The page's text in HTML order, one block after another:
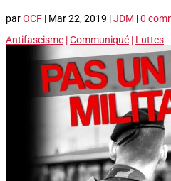
parOCF | Mar 22, 2019 |JDM |0
Antifascisme |Communiqué | Luttes